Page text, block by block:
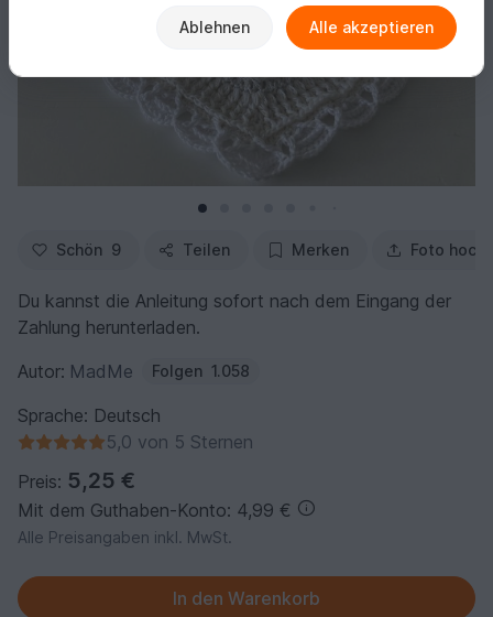
Schön 9 Teilen Merken Foto
Du kannst die Anleitung sofort nach dem Eingang der
Zahlung herunterladen.
Autor: MadMe Folgen 1.058
Sprache: Deutsch
5,0 von 5 Sternen
Preis: 5,25 €
Mit dem Guthaben-Konto: 4,99 €
Alle Preisangaben inkl. MwSt.
Ablehnen Alle akzeptieren